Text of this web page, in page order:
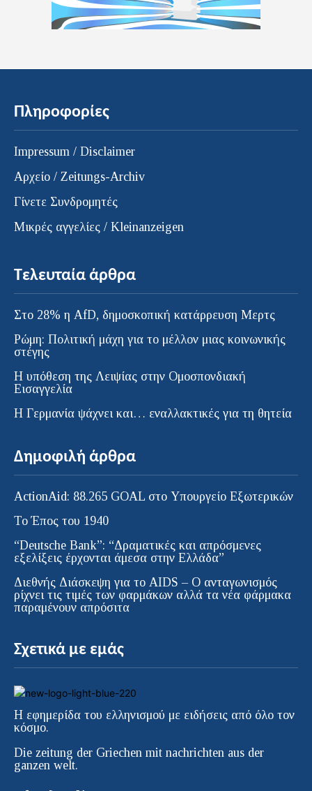
Πληροφορίες
Impressum / Disclaimer
Αρχείο / Zeitungs-Archiv
Γίνετε Συνδρομητές
Μικρές αγγελίες / Kleinanzeigen
Τελευταία άρθρα
Στο 28% η AfD, δημοσκοπική κατάρρευση Μερτς
Ρώμη: Πολιτική μάχη για το μέλλον μιας κοινωνικής
στέγης
Η υπόθεση της Λειψίας στην Ομοσπονδιακή
Εισαγγελία
H Γερμανία ψάχνει και… εναλλακτικές για τη θητεία
Δημοφιλή άρθρα
ActionAid: 88.265 GOAL στο Υπουργείο Εξωτερικών
Το Έπος του 1940
“Deutsche Bank”: “Δραματικές και απρόσμενες
εξελίξεις έρχονται άμεσα στην Ελλάδα”
Διεθνής Διάσκεψη για το AIDS – Ο ανταγωνισμός
ρίχνει τις τιμές των φαρμάκων αλλά τα νέα φάρμακα
παραμένουν απρόσιτα
Σχετικά με εμάς
Η εφημερίδα του ελληνισμού με ειδήσεις από όλο τον
κόσμο.
Die zeitung der Griechen mit nachrichten aus der
ganzen welt.